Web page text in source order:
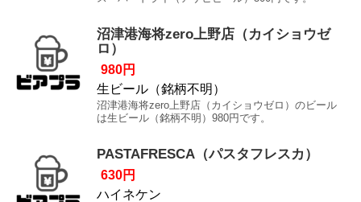
沼津港海将zero上野店（カイショウゼ
ロ）
980円
生ビール（銘柄不明）
沼津港海将zero上野店（カイショウゼロ）のビール
は生ビール（銘柄不明）980円です。
PASTAFRESCA（パスタフレスカ）
630円
ハイネケン